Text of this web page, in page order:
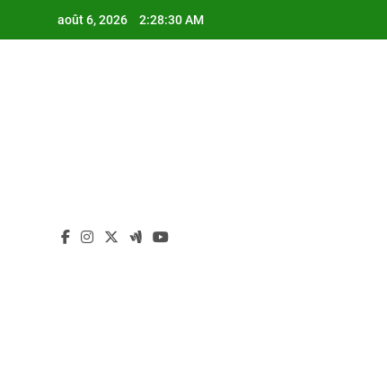
août 6, 2026 2:28:31 AM